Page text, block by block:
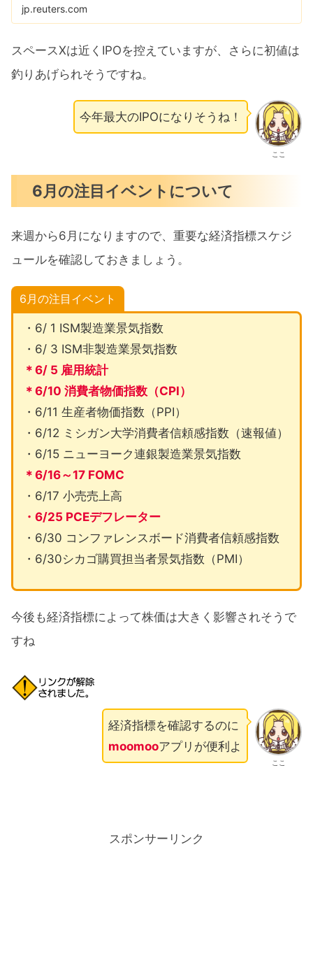
jp.reuters.com
スペースXは近くIPOを控えていますが、さらに初値は
釣りあげられそうですね。
ここ
今年最大のIPOになりそうね！
6月の注目イベントについて
来週から6月になりますので、重要な経済指標スケジ
ュールを確認しておきましょう。
6月の注目イベント
・6/ 1 ISM製造業景気指数
・6/ 3 ISM非製造業景気指数
＊6/ 5 雇用統計
＊6/10 消費者物価指数（CPI）
・6/11 生産者物価指数（PPI）
・6/12 ミシガン大学消費者信頼感指数（速報値）
・6/15 ニューヨーク連銀製造業景気指数
＊6/16～17 FOMC
・6/17 小売売上高
・6/25 PCEデフレーター
・6/30 コンファレンスボード消費者信頼感指数
・6/30シカゴ購買担当者景気指数（PMI）
今後も経済指標によって株価は大きく影響されそうで
すね
ここ
経済指標を確認するのに
moomooアプリが便利よ
スポンサーリンク